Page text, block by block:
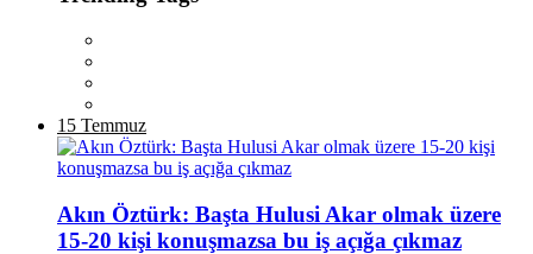
15 Temmuz
Akın Öztürk: Başta Hulusi Akar olmak üzere
15-20 kişi konuşmazsa bu iş açığa çıkmaz